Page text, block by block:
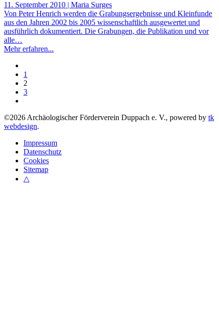
11. September 2010 | Maria Surges
Von Peter Henrich werden die Grabungsergebnisse und Kleinfunde
aus den Jahren 2002 bis 2005 wissenschaftlich ausgewertet und
ausführlich dokumentiert. Die Grabungen, die Publikation und vor
alle…
Mehr erfahren...
1
2
3
©2026 Archäologischer Förderverein Duppach e. V., powered by tk
webdesign.
Impressum
Datenschutz
Cookies
Sitemap
△